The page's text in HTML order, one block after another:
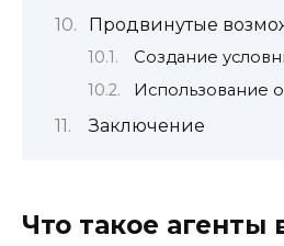
Продвинутые
Создание
Использование
Заключение
Что такое агенты